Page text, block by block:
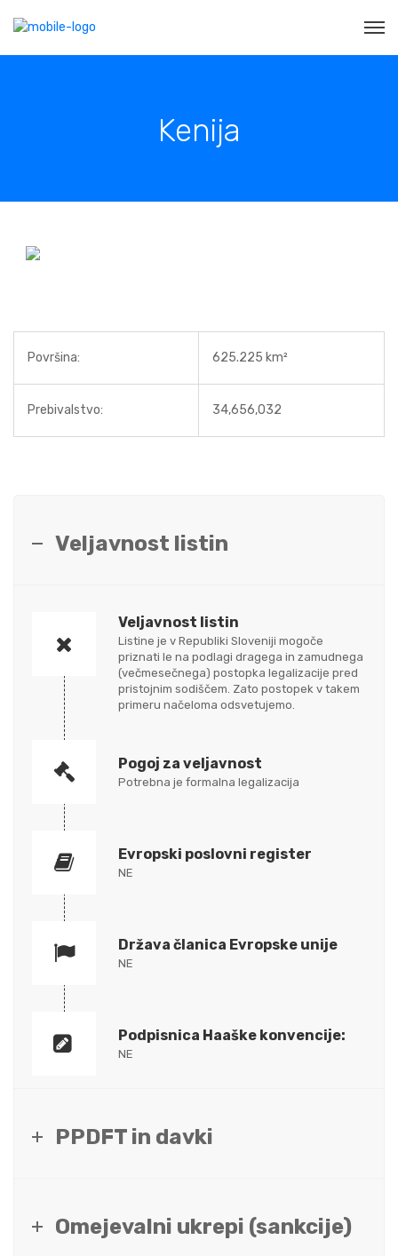
Kenija
Površina: 625.225 km²
Prebivalstvo: 34,656,032
Veljavnost listin
Veljavnost listin
Listine je v Republiki Sloveniji mogoče
priznati le na podlagi dragega in zamudnega
(večmesečnega) postopka legalizacije pred
pristojnim sodiščem. Zato postopek v takem
primeru načeloma odsvetujemo.
Pogoj za veljavnost
Potrebna je formalna legalizacija
Evropski poslovni register
NE
Država članica Evropske unije
NE
Podpisnica Haaške konvencije:
NE
PPDFT in davki
Omejevalni ukrepi (sankcije)